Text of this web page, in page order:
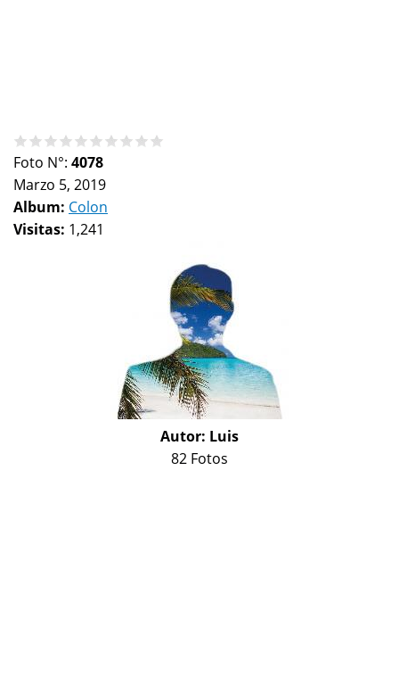
Foto N°: 4078
Marzo 5, 2019
Album: Colon
Visitas: 1,241
Autor: Luis
82 Fotos